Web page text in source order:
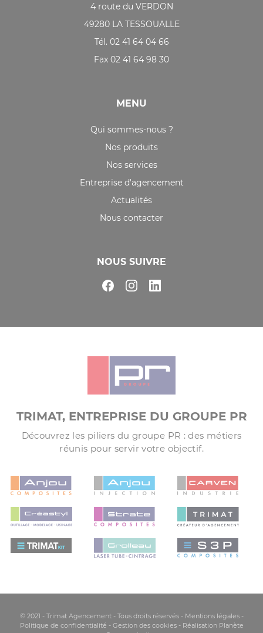
4 route du VERDON
49280 LA TESSOUALLE
Tél. 02 41 64 04 66
Fax 02 41 64 98 30
MENU
Qui sommes-nous ?
Nos produits
Nos services
Entreprise d'agencement
Actualités
Nous contacter
NOUS SUIVRE
TRIMAT, ENTREPRISE DU GROUPE PR
Découvrez les piliers du groupe PR : des métiers
réunis pour servir votre objectif.
© 2021 - Trimat Agencement - Tous droits réservés - Mentions légales-
Politique de confidentialité - Gestion des cookies- Réalisation Planète